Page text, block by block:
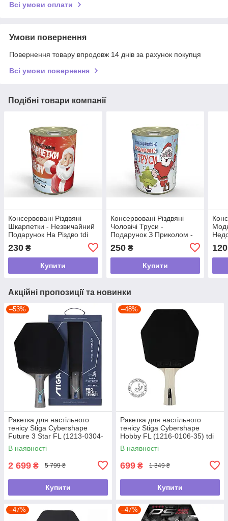
Всі умови оплати
Умови повернення
Повернення товару впродовж 14 днів за рахунок покупця
Всі умови повернення
Подібні товари компанії
Консервовані Різдвяні
Шкарпетки - Незвичайний
Подарунок На Різдво tdi
230 ₴
Купити
Консервовані Різдвяні
Чоловічі Труси -
Подарунок З Приколом -
Різдво tdi
250₴
Купити
120
Акційні пропозиції та новинки
–53%
Ракетка для настільного
тенісу Stiga Cybershape
Future 3 Star FL (1213-0304-
35) tdi
В наявності
2 699 ₴ 5 799 ₴
Купити
–48%
Ракетка для настільного
тенісу Stiga Cybershape
Hobby FL (1216-0106-35) tdi
В наявності
699 ₴ 1 349 ₴
Купити
–47% –47%